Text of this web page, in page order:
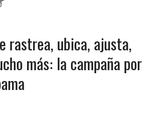
rastrea, ubica, ajusta,
más: la campaña por